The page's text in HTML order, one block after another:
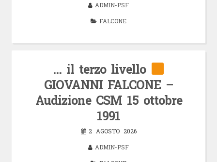
ADMIN-PSF
FALCONE
… il terzo livello
GIOVANNI FALCONE –
Audizione CSM 15 ottobre
1991
2 AGOSTO 2026
ADMIN-PSF